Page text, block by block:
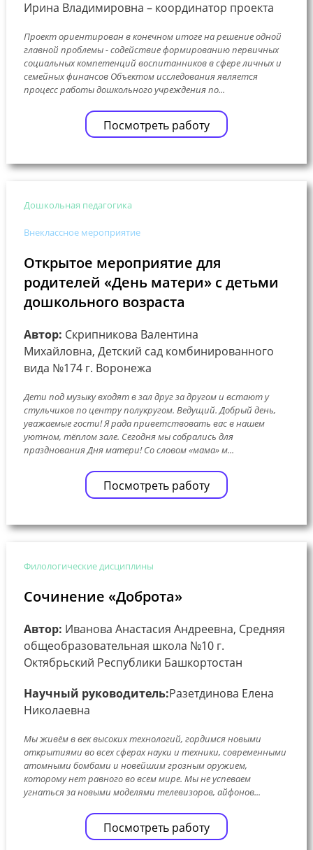
Ирина Владимировна – координатор проекта
Проект ориентирован в конечном итоге на решение одной
главной проблемы - содействие формированию первичных
социальных компетенций воспитанников в сфере личных и
семейных финансов Объектом исследования является
процесс работы дошкольного учреждения по...
Посмотреть работу
Дошкольная педагогика
Внеклассное мероприятие
Открытое мероприятие для
родителей «День матери» с детьми
дошкольного возраста
Автор: Скрипникова Валентина
Михайловна, Детский сад комбинированного
вида №174 г. Воронежа
Дети под музыку входят в зал друг за другом и встают у
стульчиков по центру полукругом. Ведущий. Добрый день,
уважаемые гости! Я рада приветствовать вас в нашем
уютном, тёплом зале. Сегодня мы собрались для
празднования Дня матери! Со словом «мама» м...
Посмотреть работу
Филологические дисциплины
Сочинение «Доброта»
Автор: Иванова Анастасия Андреевна, Средняя
общеобразовательная школа №10 г.
Октябрьский Республики Башкортостан
Научный руководитель:Разетдинова Елена
Николаевна
Мы живём в век высоких технологий, гордимся новыми
открытиями во всех сферах науки и техники, современными
атомными бомбами и новейшим грозным оружием,
которому нет равного во всем мире. Мы не успеваем
угнаться за новыми моделями телевизоров, айфонов...
Посмотреть работу